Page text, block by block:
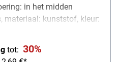
in het midden
materiaal: kunststof, kleur:
tot: 30%